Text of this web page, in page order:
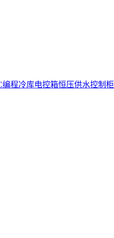
编程冷库电控箱恒压供水控制柜